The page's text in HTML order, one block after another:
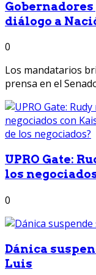
diálogo a
0
Los mandatarios
prensa en el
UPRO Gate:
los
0
Dánica
Luis